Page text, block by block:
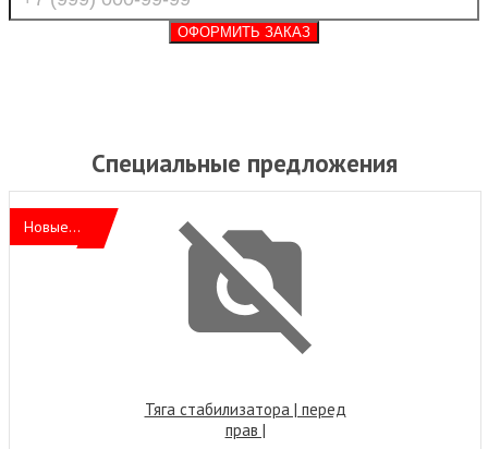
Специальные предложения
Новые...
Тяга стабилизатора | перед
прав |